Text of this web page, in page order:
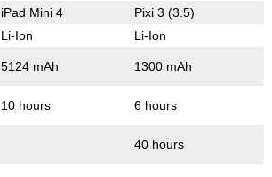
iPad Mini 4 Pixi 3 (3.5)
Li-Ion Li-Ion
5124 mAh 1300 mAh
10 hours 6 hours
40 hours